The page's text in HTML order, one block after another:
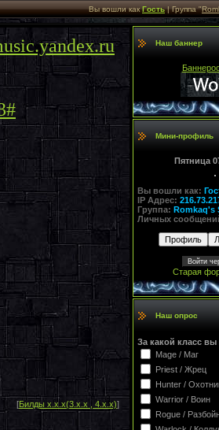
Вы вошли какГость| Группа "
[Билды х.х.х(3.х.х , 4.х.х)]
Наш баннер
Мини-профиль
Пятница
Вы вошли как:
IP Адрес:
Группа: Romkaq's
Личных
Войти
Старая
Наш опрос
За какой класс вы
Mage / Маг
Priest / Жрец
Hunter /
Warrior / Воин
Rogue /